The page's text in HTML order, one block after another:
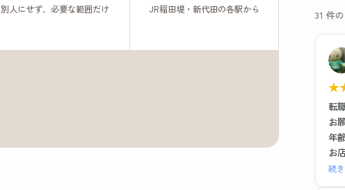
別人にせず、必要な範囲だけ JR稲田堤・新代田の各駅から 31 件
★
転
お
年
お
ス
続